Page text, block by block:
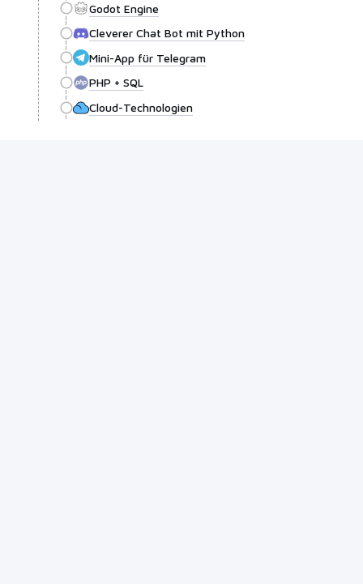
Godot Engine
Cleverer Chat Bot mit Python
Mini-App für Telegram
PHP + SQL
Cloud-Technologien